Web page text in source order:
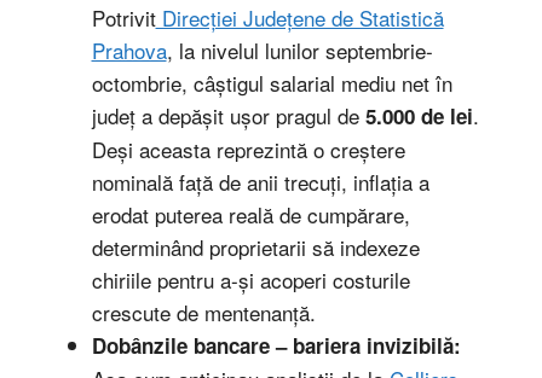
PotrivitDirecției Județene de Statistică
Prahova, la nivelul lunilor septembrie-
octombrie, câștigul salarial mediu net în
județ a depășit ușor pragul de 5.000 de lei.
Deși aceasta reprezintă o creștere
nominală față de anii trecuți, inflația a
erodat puterea reală de cumpărare,
determinând proprietarii să indexeze
chiriile pentru a-și acoperi costurile
crescute de mentenanță.
Dobânzile bancare – bariera invizibilă: